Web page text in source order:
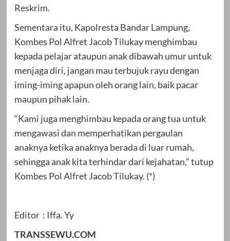
Reskrim.
Sementara itu, Kapolresta Bandar Lampung,
Kombes Pol Alfret Jacob Tilukay menghimbau
kepada pelajar ataupun anak dibawah umur untuk
menjaga diri, jangan mau terbujuk rayu dengan
iming-iming apapun oleh orang lain, baik pacar
maupun pihak lain.
“Kami juga menghimbau kepada orang tua untuk
mengawasi dan memperhatikan pergaulan
anaknya ketika anaknya berada di luar rumah,
sehingga anak kita terhindar dari kejahatan,” tutup
Kombes Pol Alfret Jacob Tilukay. (*)
Editor : Iffa. Yy
TRANSSEWU.COM